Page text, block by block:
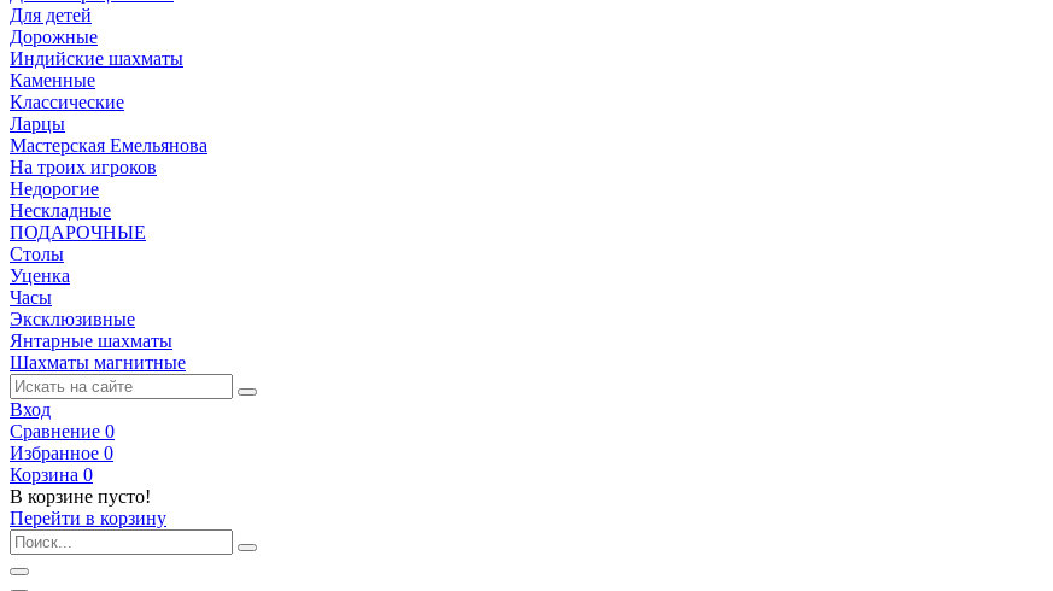
Для детей
Дорожные
Индийские шахматы
Каменные
Классические
Ларцы
Мастерская Емельянова
На троих игроков
Недорогие
Нескладные
ПОДАРОЧНЫЕ
Столы
Уценка
Часы
Эксклюзивные
Янтарные шахматы
Шахматы магнитные
Вход
Сравнение 0
Избранное 0
Корзина 0
В корзине пусто!
Перейти в корзину